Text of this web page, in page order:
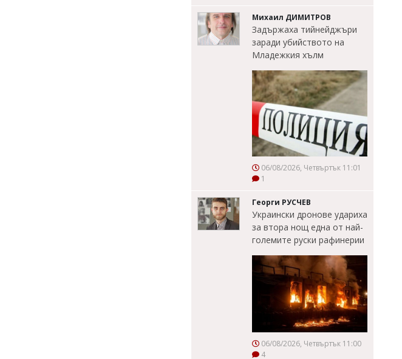
Михаил ДИМИТРОВ
Задържаха тийнейджъри
заради убийството на
Младежкия хълм
06/08/2026, Четвъртък 11:01
1
Георги РУСЧЕВ
Украински дронове удариха
за втора нощ една от най-
големите руски рафинерии
06/08/2026, Четвъртък 11:00
4